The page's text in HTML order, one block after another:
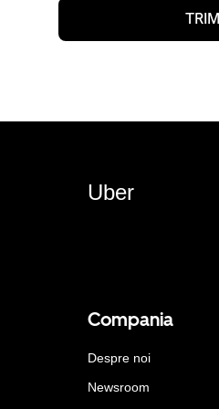
Uber
Compania
Despre noi
Newsroom